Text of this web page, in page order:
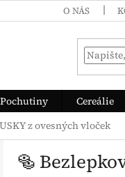
O NÁS
Pochutiny Cereálie
z ovesných vloček
🥯